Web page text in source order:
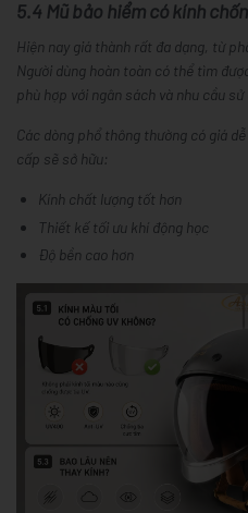
5.4 Mũ bảo hiểm có kính
Hiện nay giá thành rất đa dạng, từ
Người dùng hoàn toàn có thể tìm
phù hợp với ngân sách và nhu cầu sử
Các dòng phổ thông thường có giá
cấp sẽ sở hữu:
Kính chất lượng tốt hơn
Thiết kế tối ưu khí động học
Độ bền cao hơn